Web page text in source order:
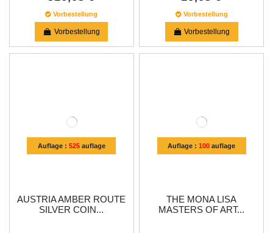
Vorbestellung
Vorbestellung
Vorbestellung
Vorbestellung
Auflage : 525auflage
AUSTRIA AMBER ROUTE
SILVER COIN...
Auflage :100 auflage
THE MONA LISA
MASTERS OF ART...